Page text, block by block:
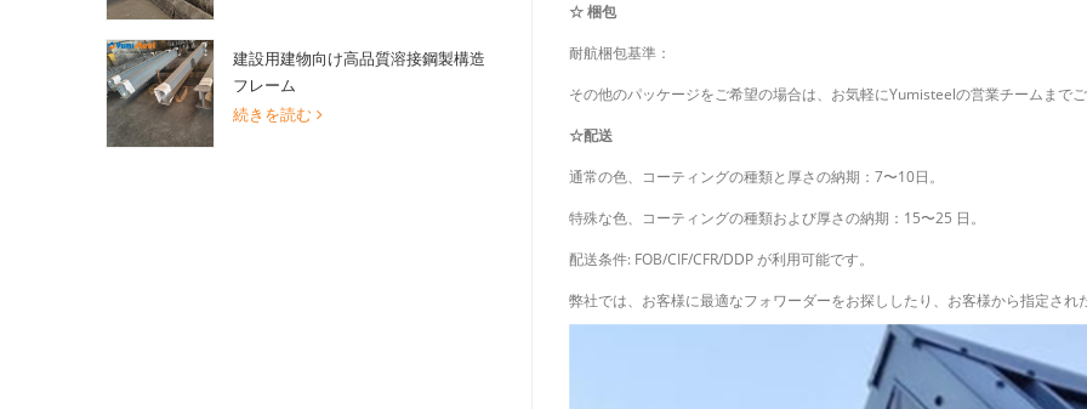
建設用建物向け高品質溶接鋼製構造
フレーム
続きを読む
☆ 梱包
耐航梱包基準：
その他のパッケージをご希望の場合は、お気軽にYumisteelの営業チームまでご
☆配送
通常の色、コーティングの種類と厚さの納期：7〜10日。
特殊な色、コーティングの種類および厚さの納期：15〜25 日。
配送条件: FOB/CIF/CFR/DDP が利用可能です。
弊社では、お客様に最適なフォワーダーをお探ししたり、お客様から指定され